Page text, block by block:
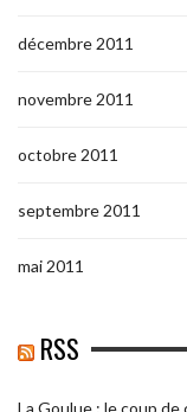
décembre 2011
novembre 2011
octobre 2011
septembre 2011
mai 2011
RSS